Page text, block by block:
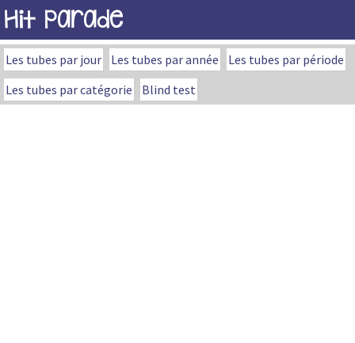
Hit Parade
Les tubes par jour Les tubes par année
Les tubes par période
Les tubes par catégorie
Blind test